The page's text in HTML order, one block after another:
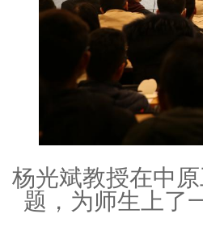
杨光斌教授在中
题，为师生上了